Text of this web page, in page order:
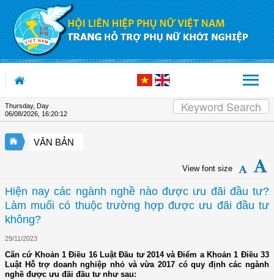
Skip to Content
Thursday, Day
06/08/2026 16:20:13
VĂN BẢN
View font size
Hiện nay các ngành nghề nào được ưu đãi đầu tư?
Làm muối có thuộc trường hợp được ưu đãi đầu tư
không?
29/11/2023
Căn cứ Khoản 1 Điều 16 Luật Đầu tư 2014 và Điểm a Khoản 1 Điều 33
Luật Hỗ trợ doanh nghiệp nhỏ và vừa 2017 có quy định các ngành
nghề được ưu đãi đầu tư như sau: